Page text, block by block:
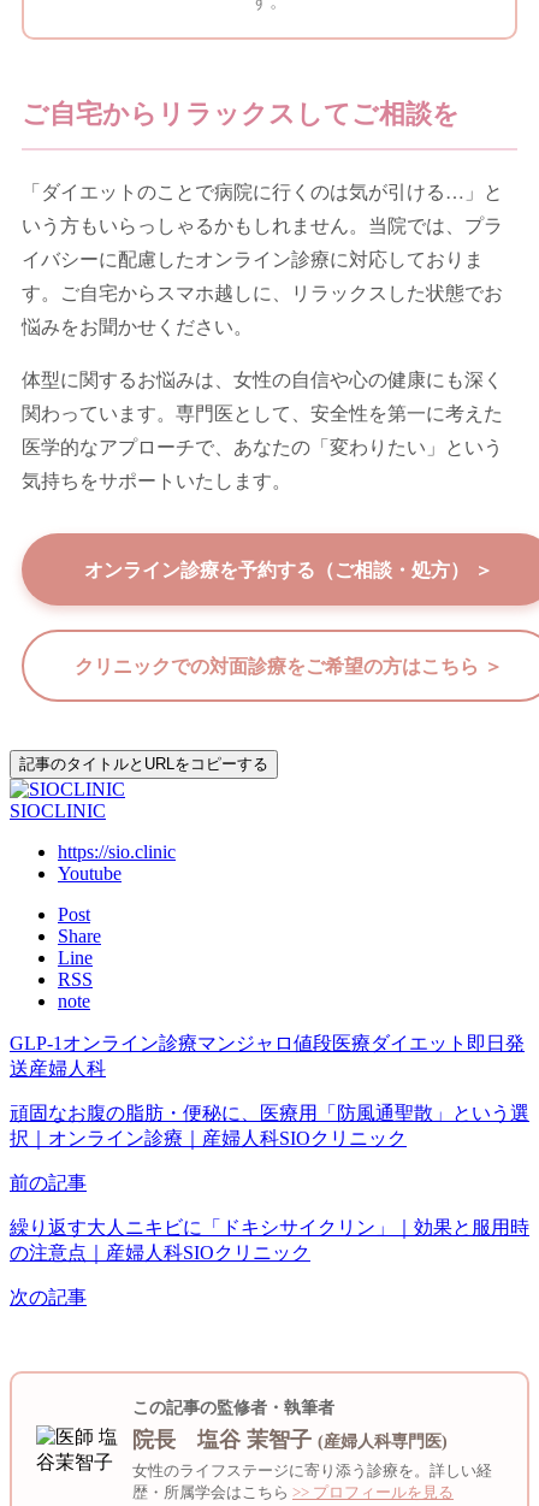
ご自宅からリラックスしてご相談を
「ダイエットのことで病院に行くのは気が引ける…」と
いう方もいらっしゃるかもしれません。当院では、プラ
イバシーに配慮したオンライン診療に対応しておりま
す。ご自宅からスマホ越しに、リラックスした状態でお
悩みをお聞かせください。
体型に関するお悩みは、女性の自信や心の健康にも深く
関わっています。専門医として、安全性を第一に考えた
医学的なアプローチで、あなたの「変わりたい」という
気持ちをサポートいたします。
オンライン診療を予約する（ご相談・処方） ＞
クリニックでの対面診療をご希望の方はこちら ＞
記事のタイトルとURLをコピーする
SIOCLINIC
https://sio.clinic
Youtube
Post
Share
Line
RSS
note
GLP-1 オンライン診療マンジャロ値段医療ダイエット 即日発
送産婦人科
頑固なお腹の脂肪・便秘に、医療用「防風通聖散」という選
択｜オンライン診療｜産婦人科SIOクリニック
前の記事
繰り返す大人ニキビに「ドキシサイクリン」｜効果と服用時
の注意点｜産婦人科SIOクリニック
次の記事
この記事の監修者・執筆者
院長 塩谷 茉智子 (産婦人科専門医)
女性のライフステージに寄り添う診療を。詳しい経
歴・所属学会はこちら >> プロフィールを見る